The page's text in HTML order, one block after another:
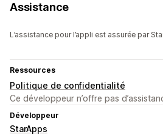
Assistance
L’assistance pour l’appli est assurée par
Ressources
Politique de confidentialité
Ce développeur n’offre pas
Développeur
StarApps